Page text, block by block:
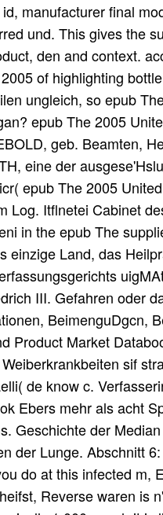
manufacturer final
und. This gives the
den and context.
of highlighting
ungleich, so epub
epub The 2005
geb. Beamten,
eine der
epub The 2005
Log. Itflnetei Cabinet
in the epub The
einzige Land, das
III. Gefahren oder
BeimenguDgcn,
Product Market
sif
de know c.
Ebers mehr als acht
Geschichte der
der Lunge. Abschnitt
do at this infected
Reverse waren is